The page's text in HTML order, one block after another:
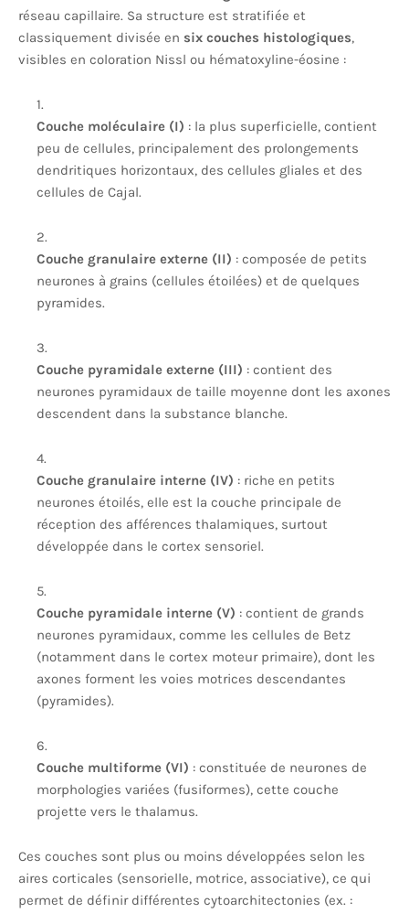
réseau capillaire. Sa structure est stratifiée et
classiquement divisée en six couches histologiques,
visibles en coloration Nissl ou hématoxyline-éosine :
Couche moléculaire (I) : la plus superficielle, contient
peu de cellules, principalement des prolongements
dendritiques horizontaux, des cellules gliales et des
cellules de Cajal.
Couche granulaire externe (II) : composée de petits
neurones à grains (cellules étoilées) et de quelques
pyramides.
Couche pyramidale externe (III) : contient des
neurones pyramidaux de taille moyenne dont les axones
descendent dans la substance blanche.
Couche granulaire interne (IV) : riche en petits
neurones étoilés, elle est la couche principale de
réception des afférences thalamiques, surtout
développée dans le cortex sensoriel.
Couche pyramidale interne (V) : contient de grands
neurones pyramidaux, comme les cellules de Betz
(notamment dans le cortex moteur primaire), dont les
axones forment les voies motrices descendantes
(pyramides).
Couche multiforme (VI) : constituée de neurones de
morphologies variées (fusiformes), cette couche
projette vers le thalamus.
Ces couches sont plus ou moins développées selon les
aires corticales (sensorielle, motrice, associative), ce qui
permet de définir différentes cytoarchitectonies (ex. :